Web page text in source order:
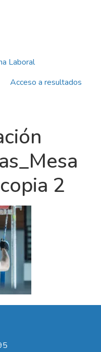
Laboral
Acceso a resultados
2